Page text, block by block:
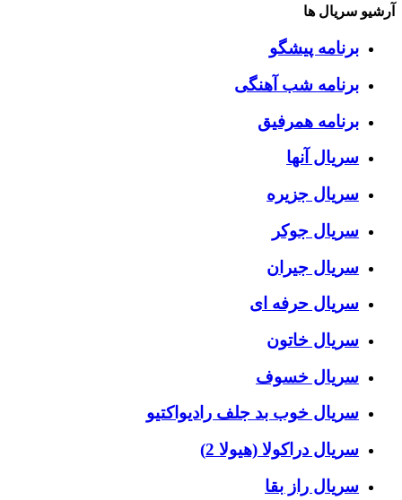
آرشیو سریال ها
برنامه پیشگو
برنامه شب آهنگی
برنامه همرفیق
سریال آنها
سریال جزیره
سریال جوکر
سریال جیران
سریال حرفه ای
سریال خاتون
سریال خسوف
سریال خوب بد جلف رادیواکتیو
سریال دراکولا (هیولا 2)
سریال راز بقا